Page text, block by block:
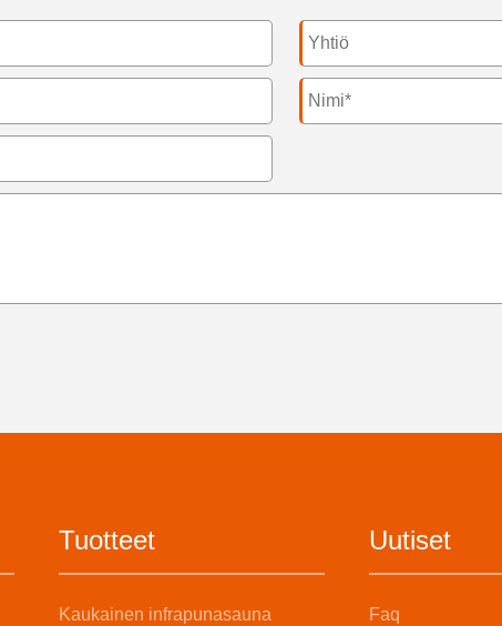
Tuotteet
Kaukainen infrapunasauna
Uutiset
Faq